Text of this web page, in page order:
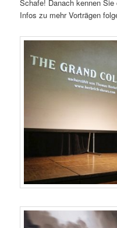
Schafe! Danach kennen
Infos zu mehr Vorträgen